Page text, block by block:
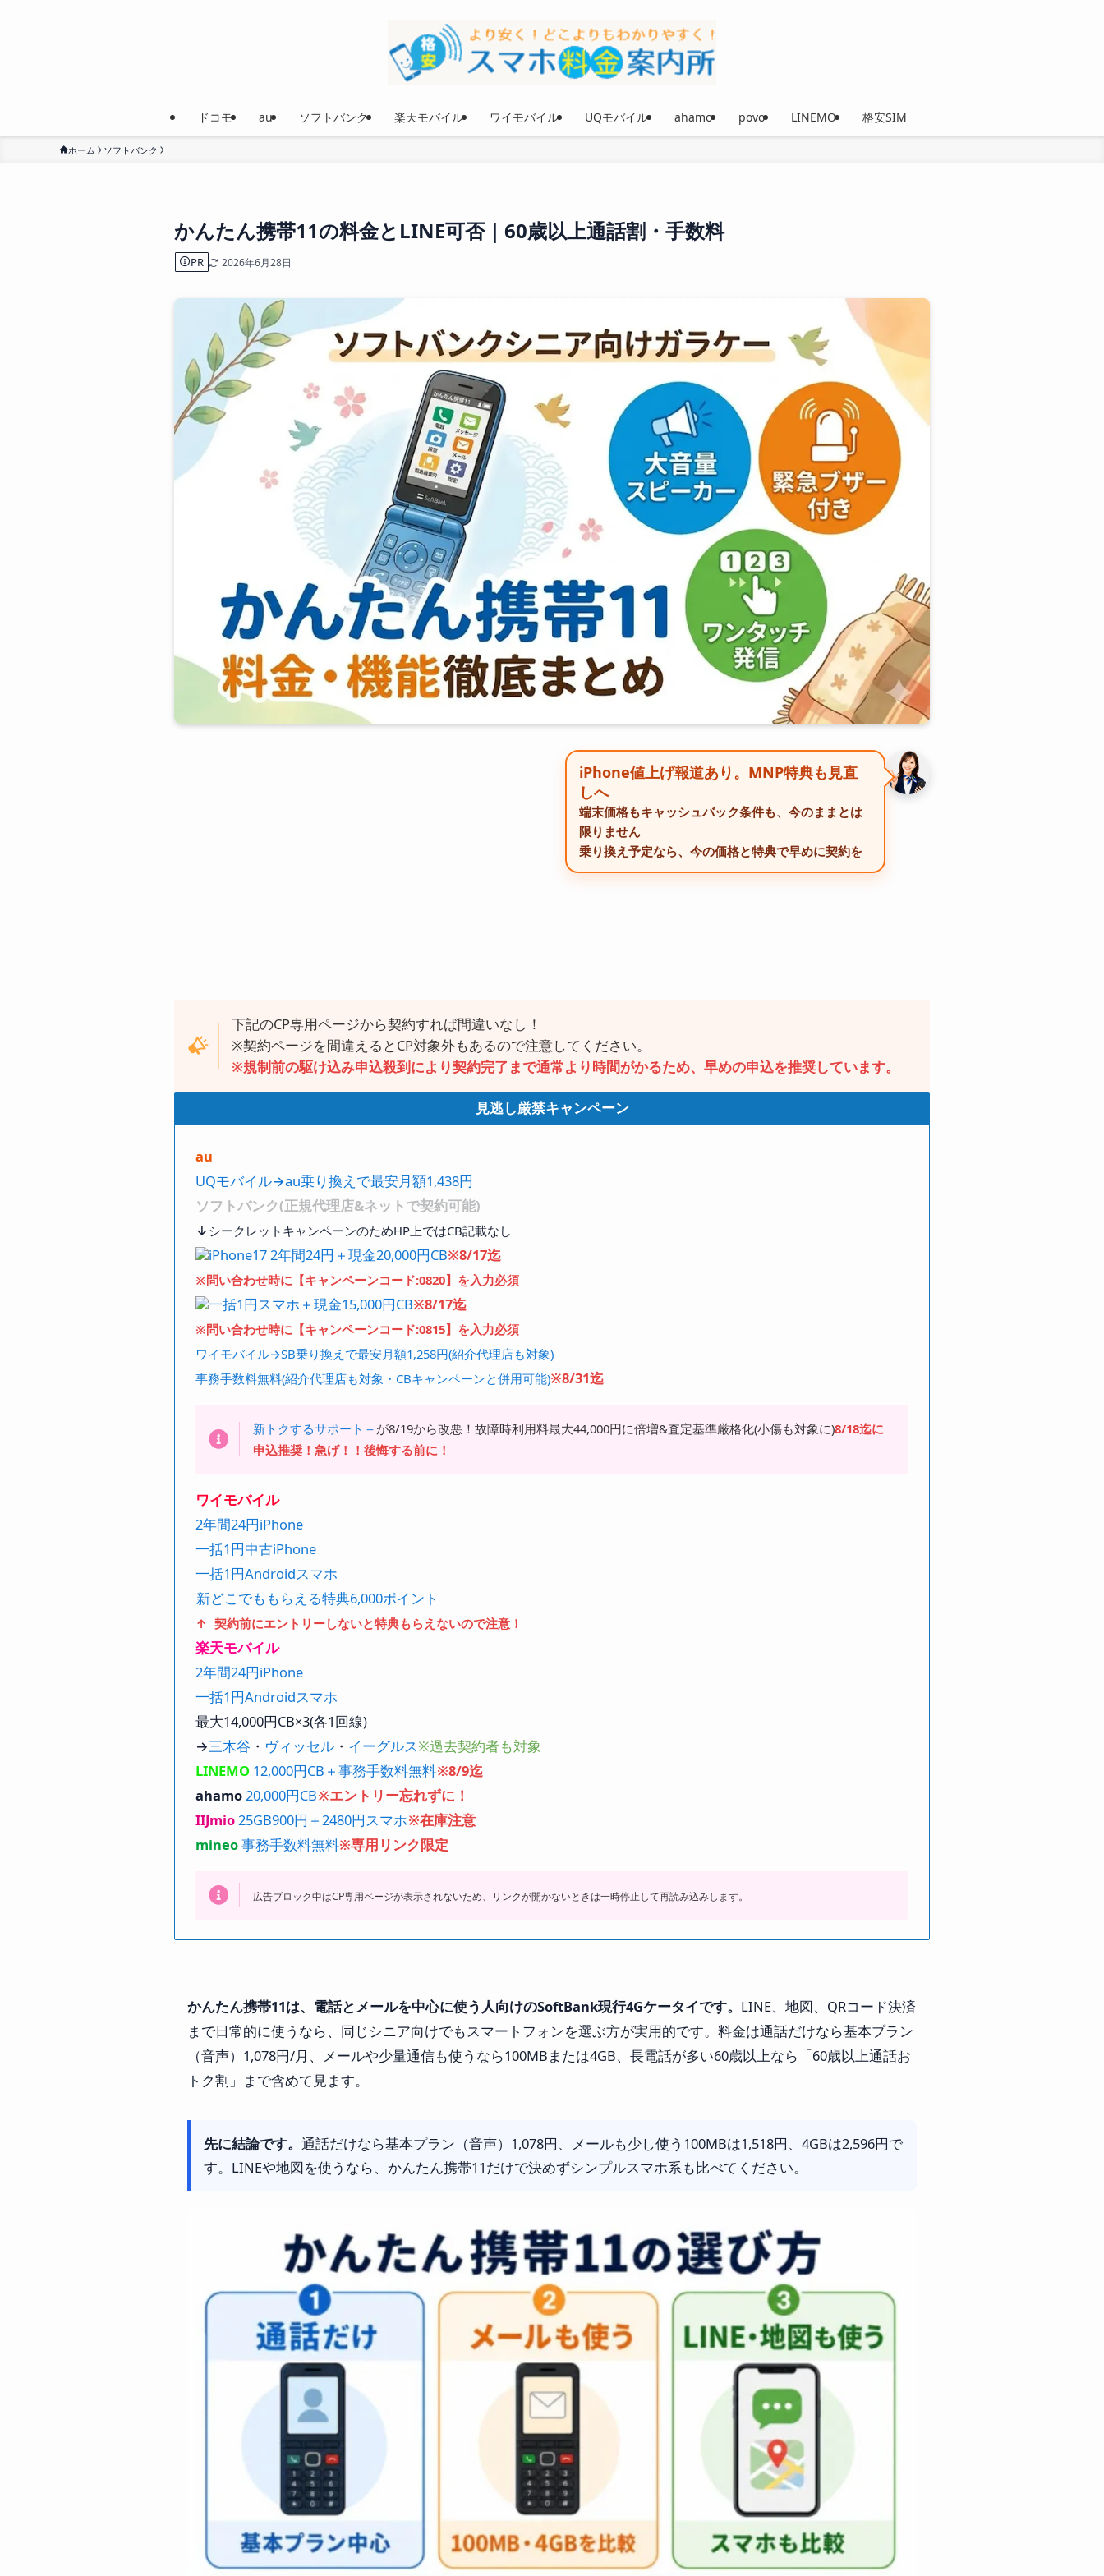
ドコモ au ソフトバンク 楽天モバイル ワイモバイル UQモバイル ahamo povo LINEMO 格安SIM
ホーム ソフトバンク
かんたん携帯11の料金とLINE可否｜60歳以上通話割・手数料
PR 2026年6月28日
iPhone値上げ報道あり。MNP特典も見直
しへ
端末価格もキャッシュバック条件も、今のままとは
限りません
乗り換え予定なら、今の価格と特典で早めに契約を
下記のCP専用ページから契約すれば間違いなし！
※契約ページを間違えるとCP対象外もあるので注意してください。
※規制前の駆け込み申込殺到により契約完了まで通常より時間がかるため、早めの申込を推奨しています。
見逃し厳禁キャンペーン
au
UQモバイル→au乗り換えで最安月額1,438円
ソフトバンク(正規代理店&ネットで契約可能)
↓ シークレットキャンペーンのためHP上ではCB記載なし
iPhone17 2年間24円＋現金20,000円CB※8/17迄
※問い合わせ時に【キャンペーンコード:0820】を入力必須
一括1円スマホ＋現金15,000円CB※8/17迄
※問い合わせ時に【キャンペーンコード:0815】を入力必須
ワイモバイル→SB乗り換えで最安月額1,258円(紹介代理店も対象)
事務手数料無料(紹介代理店も対象・CBキャンペーンと併用可能)※8/31迄
新トクするサポート＋ が8/19から改悪！故障時利用料最大44,000円に倍増&査定基準厳格化(小傷も対象に)8/18迄に
申込推奨！急げ！！後悔する前に！
ワイモバイル
2年間24円iPhone
一括1円中古iPhone
一括1円Androidスマホ
新どこでももらえる特典6,000ポイント
↑ 契約前にエントリーしないと特典もらえないので注意！
楽天モバイル
2年間24円iPhone
一括1円Androidスマホ
最大14,000円CB×3(各1回線)
→三木谷 ・ ヴィッセル・ イーグルス※過去契約者も対象
LINEMO 12,000円CB＋事務手数料無料※8/9迄
ahamo20,000円CB※エントリー忘れずに！
IIJmio25GB900円＋2480円スマホ※在庫注意
mineo事務手数料無料※専用リンク限定
広告ブロック中はCP専用ページが表示されないため、リンクが開かないときは一時停止して再読み込みします。
かんたん携帯11は、電話とメールを中心に使う人向けのSoftBank現行4Gケータイです。 LINE、地図、QRコード決済
まで日常的に使うなら、同じシニア向けでもスマートフォンを選ぶ方が実用的です。料金は通話だけなら基本プラン
（音声）1,078円/月、メールや少量通信も使うなら100MBまたは4GB、長電話が多い60歳以上なら「60歳以上通話お
トク割」まで含めて見ます。
先に結論です。 通話だけなら基本プラン（音声）1,078円、メールも少し使う100MBは1,518円、4GBは2,596円で
す。LINEや地図を使うなら、かんたん携帯11だけで決めずシンプルスマホ系も比べてください。